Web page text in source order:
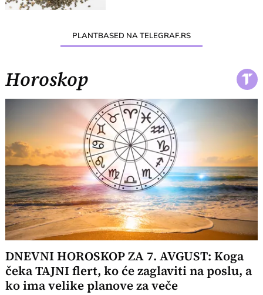
PLANTBASED NA TELEGRAF.RS
Horoskop
DNEVNI HOROSKOP ZA 7. AVGUST: Koga
čeka TAJNI flert, ko će zaglaviti na poslu, a
ko ima velike planove za veče